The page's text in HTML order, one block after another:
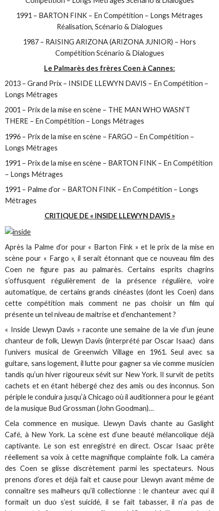
1991 – BARTON FINK – En Compétition – Longs Métrages
Réalisation, Scénario & Dialogues
1987 – RAISING ARIZONA (ARIZONA JUNIOR) – Hors
Compétition Scénario & Dialogues
Le Palmarès des frères Coen à Cannes:
2013 – Grand Prix – INSIDE LLEWYN DAVIS – En Compétition –
Longs Métrages
2001 – Prix de la mise en scène – THE MAN WHO WASN’T
THERE – En Compétition – Longs Métrages
1996 – Prix de la mise en scène – FARGO – En Compétition –
Longs Métrages
1991 – Prix de la mise en scène – BARTON FINK – En Compétition
– Longs Métrages
1991 – Palme d’or – BARTON FINK – En Compétition – Longs
Métrages
CRITIQUE DE « INSIDE LLEWYN DAVIS »
Après la Palme d’or pour « Barton Fink » et le prix de la mise en
scène pour « Fargo », il serait étonnant que ce nouveau film des
Coen ne figure pas au palmarès. Certains esprits chagrins
s’offusquent régulièrement de la présence régulière, voire
automatique, de certains grands cinéastes (dont les Coen) dans
cette compétition mais comment ne pas choisir un film qui
présente un tel niveau de maitrise et d’enchantement ?
« Inside Llewyn Davis » raconte une semaine de la vie d’un jeune
chanteur de folk, Llewyn Davis (interprété par Oscar Isaac) dans
l’univers musical de Greenwich Village en 1961. Seul avec sa
guitare, sans logement, il lutte pour gagner sa vie comme musicien
tandis qu’un hiver rigoureux sévit sur New York. Il survit de petits
cachets et en étant hébergé chez des amis ou des inconnus. Son
périple le conduira jusqu’à Chicago où il auditionnera pour le géant
de la musique Bud Grossman (John Goodman)…
Cela commence en musique. Llewyn Davis chante au Gaslight
Café, à New York. La scène est d’une beauté mélancolique déjà
captivante. Le son est enregistré en direct. Oscar Isaac prête
réellement sa voix à cette magnifique complainte folk. La caméra
des Coen se glisse discrètement parmi les spectateurs. Nous
prenons d’ores et déjà fait et cause pour Llewyn avant même de
connaître ses malheurs qu’il collectionne : le chanteur avec qui il
formait un duo s’est suicidé, il se fait tabasser, il n’a pas de